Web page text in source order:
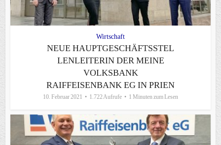
Wirtschaft
NEUE HAUPTGESCHÄFTSSTEL
LENLEITERIN DER MEINE
VOLKSBANK
RAIFFEISENBANK EG IN PRIEN
10. Februar 2021 1.722 Aufrufe 1 Minuten zum Lesen